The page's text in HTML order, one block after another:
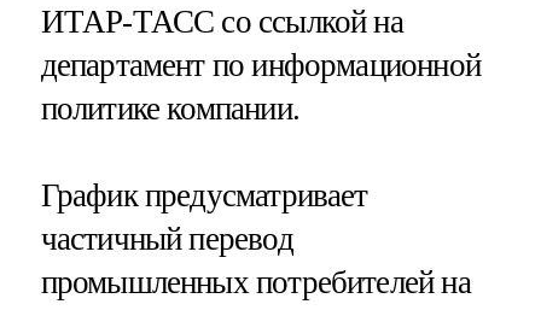
ИТАР-ТАСС со ссылкой на
департамент по информационной
политике компании.
График предусматривает
частичный перевод
промышленных потребителей на